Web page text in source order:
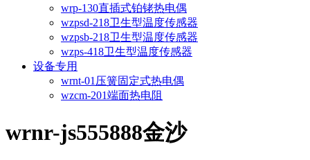
wrp-130直插式铂铑热电偶
wzpsd-218卫生型温度传感器
wzpsb-218卫生型温度传感器
wzps-418卫生型温度传感器
设备专用
wrnt-01压簧固定式热电偶
wzcm-201端面热电阻
wrnr-js555888金沙